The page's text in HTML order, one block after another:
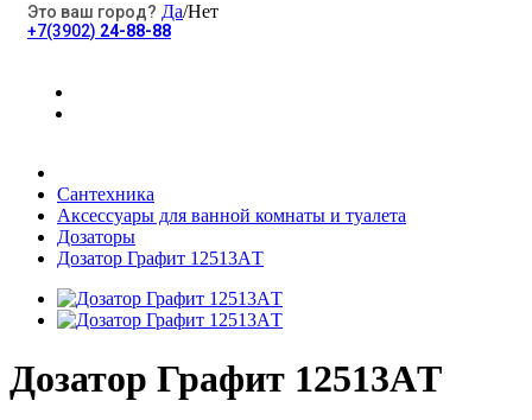
Электротовары
Хозяйственные товары
Строительные товары
Это ваш город? Да/Нет
+7(3902) 24-88-88
Сантехника
Аксессуары для ванной комнаты и туалета
Дозаторы
Дозатор Графит 12513AТ
Дозатор Графит 12513AТ